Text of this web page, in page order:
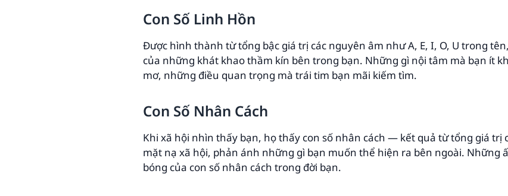
Con Số Linh Hồn
Được hình thành từ tổng bậc giá trị các nguyên âm như A, E, I, O, U trong
của những khát khao thầm kín bên trong bạn. Những gì nội tâm mà bạn ít
mơ, những điều quan trọng mà trái tim bạn mãi kiếm tìm.
Con Số Nhân Cách
Khi xã hội nhìn thấy bạn, họ thấy con số nhân cách — kết quả từ tổng giá trị
mặt nạ xã hội, phản ánh những gì bạn muốn thể hiện ra bên ngoài. Những
bóng của con số nhân cách trong đời bạn.